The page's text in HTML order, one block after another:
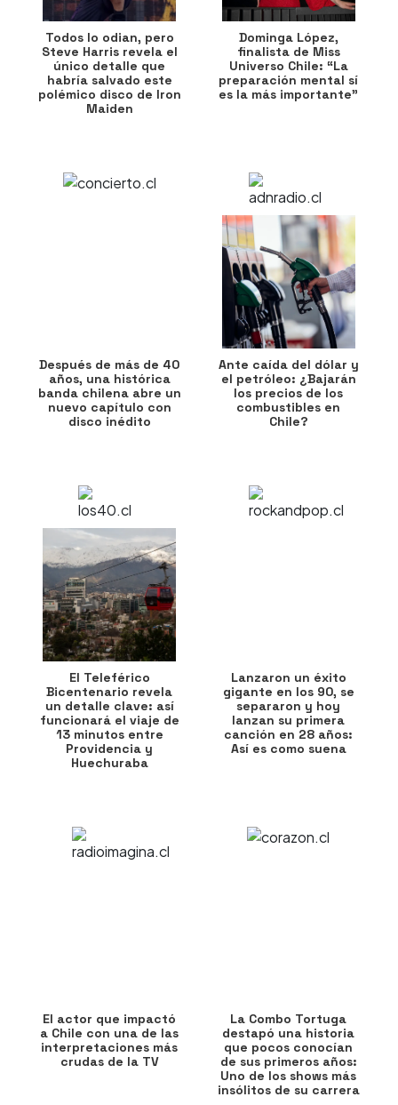
Todos lo odian, pero
Steve Harris revela el
único detalle que
habría salvado este
polémico disco de Iron
Maiden
Dominga López,
finalista de Miss
Universo Chile: “La
preparación mental sí
es la más importante”
Después de más de 40
años, una histórica
banda chilena abre un
nuevo capítulo con
disco inédito
Ante caída del dólar y
el petróleo: ¿Bajarán
los precios de los
combustibles en
Chile?
El Teleférico
Bicentenario revela
un detalle clave: así
funcionará el viaje de
13 minutos entre
Providencia y
Huechuraba
Lanzaron un éxito
gigante en los 90, se
separaron y hoy
lanzan su primera
canción en 28 años:
Así es como suena
El actor que impactó
a Chile con una de las
interpretaciones más
crudas de la TV
La Combo Tortuga
destapó una historia
que pocos conocían
de sus primeros años:
Uno de los shows más
insólitos de su carrera